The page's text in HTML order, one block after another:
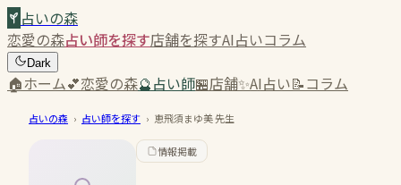
占いの森
恋愛の森占い師を探す店舗を探すAI占いコラム
Dark
🏠ホーム💕恋愛の森🔮占い師🏪店舗✨AI占い📝コラム
占いの森 › 占い師を探す › 恵飛須まゆ美先生
情報掲載